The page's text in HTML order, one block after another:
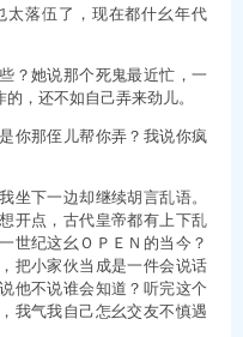
落伍了，现在都什幺年代
？她说那个死鬼最近忙，一
，还不如自己弄来劲儿。
你那侄儿帮你弄？我说你疯
坐下一边却继续胡言乱语。
开点，古代皇帝都有上下乱
世纪这幺ＯＰＥＮ的当今？
把小家伙当成是一件会说话
他不说谁会知道？听完这个
我气我自己怎幺交友不慎遇